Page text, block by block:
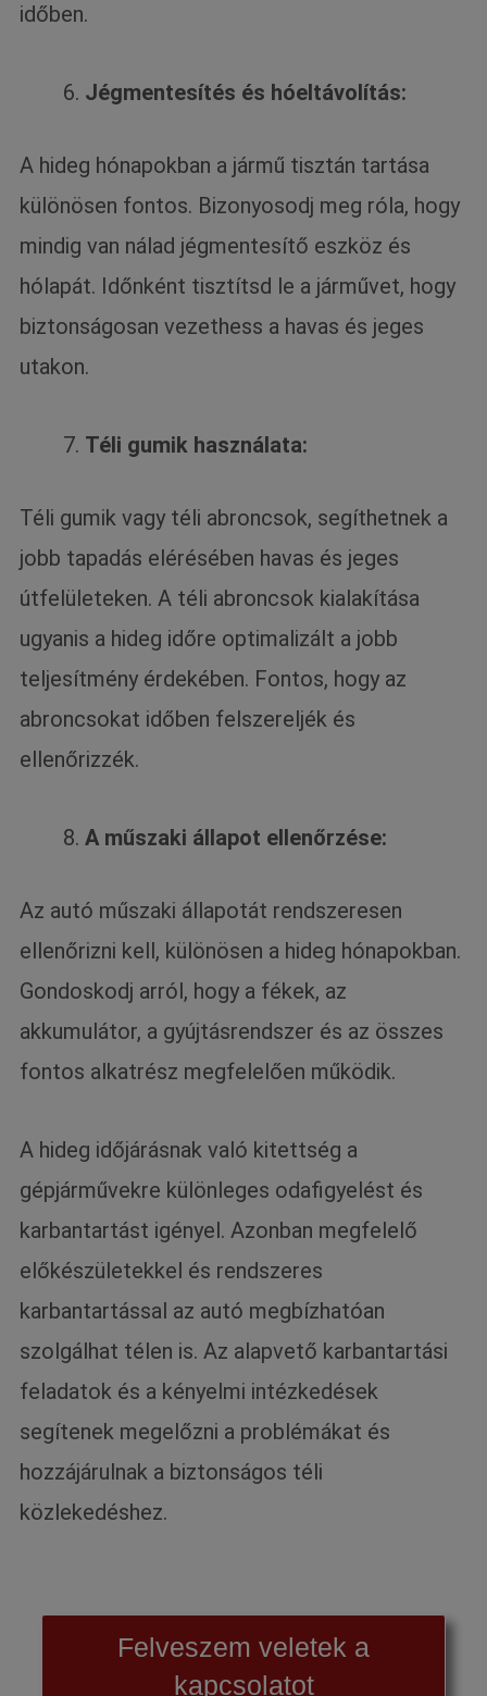
időben.
Jégmentesítés és hóeltávolítás:
A hideg hónapokban a jármű tisztán tartása
különösen fontos. Bizonyosodj meg róla, hogy
mindig van nálad jégmentesítő eszköz és
hólapát. Időnként tisztítsd le a járművet, hogy
biztonságosan vezethess a havas és jeges
utakon.
Téli gumik használata:
Téli gumik vagy téli abroncsok, segíthetnek a
jobb tapadás elérésében havas és jeges
útfelületeken. A téli abroncsok kialakítása
ugyanis a hideg időre optimalizált a jobb
teljesítmény érdekében. Fontos, hogy az
abroncsokat időben felszereljék és
ellenőrizzék.
A műszaki állapot ellenőrzése:
Az autó műszaki állapotát rendszeresen
ellenőrizni kell, különösen a hideg hónapokban.
Gondoskodj arról, hogy a fékek, az
akkumulátor, a gyújtásrendszer és az összes
fontos alkatrész megfelelően működik.
A hideg időjárásnak való kitettség a
gépjárművekre különleges odafigyelést és
karbantartást igényel. Azonban megfelelő
előkészületekkel és rendszeres
karbantartással az autó megbízhatóan
szolgálhat télen is. Az alapvető karbantartási
feladatok és a kényelmi intézkedések
segítenek megelőzni a problémákat és
hozzájárulnak a biztonságos téli
közlekedéshez.
Felveszem veletek a
kapcsolatot